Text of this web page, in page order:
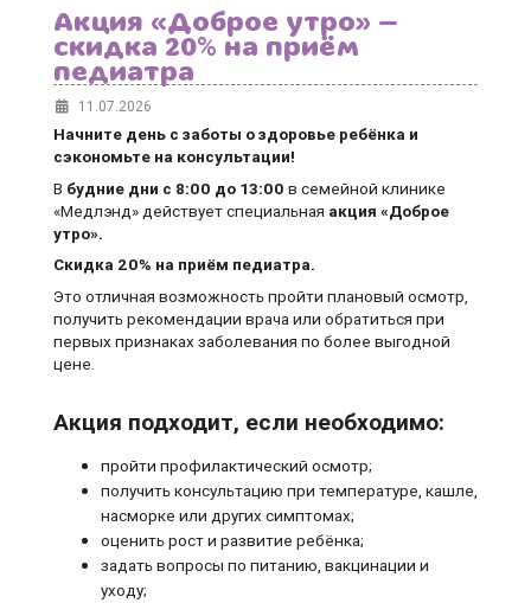
Акция «Доброе утро» —
скидка 20% на приём
педиатра
11.07.2026
Начните день с заботы о здоровье ребёнка и
сэкономьте на консультации!
В будние дни с 8:00 до 13:00 в семейной клинике
«Медлэнд» действует специальная акция «Доброе
утро».
Скидка 20% на приём педиатра.
Это отличная возможность пройти плановый осмотр,
получить рекомендации врача или обратиться при
первых признаках заболевания по более выгодной
цене.
Акция подходит, если необходимо:
пройти профилактический осмотр;
получить консультацию при температуре, кашле,
насморке или других симптомах;
оценить рост и развитие ребёнка;
задать вопросы по питанию, вакцинации и
уходу;